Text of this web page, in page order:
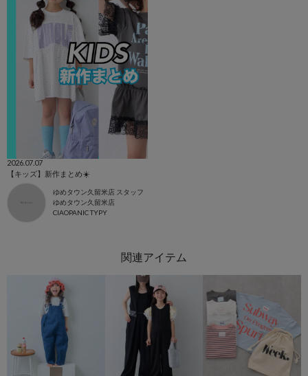
2026.07.07
【キッズ】新作まとめ☀️
ゆめタウン久留米店 スタッフ
ゆめタウン久留米店
CIAOPANIC TYPY